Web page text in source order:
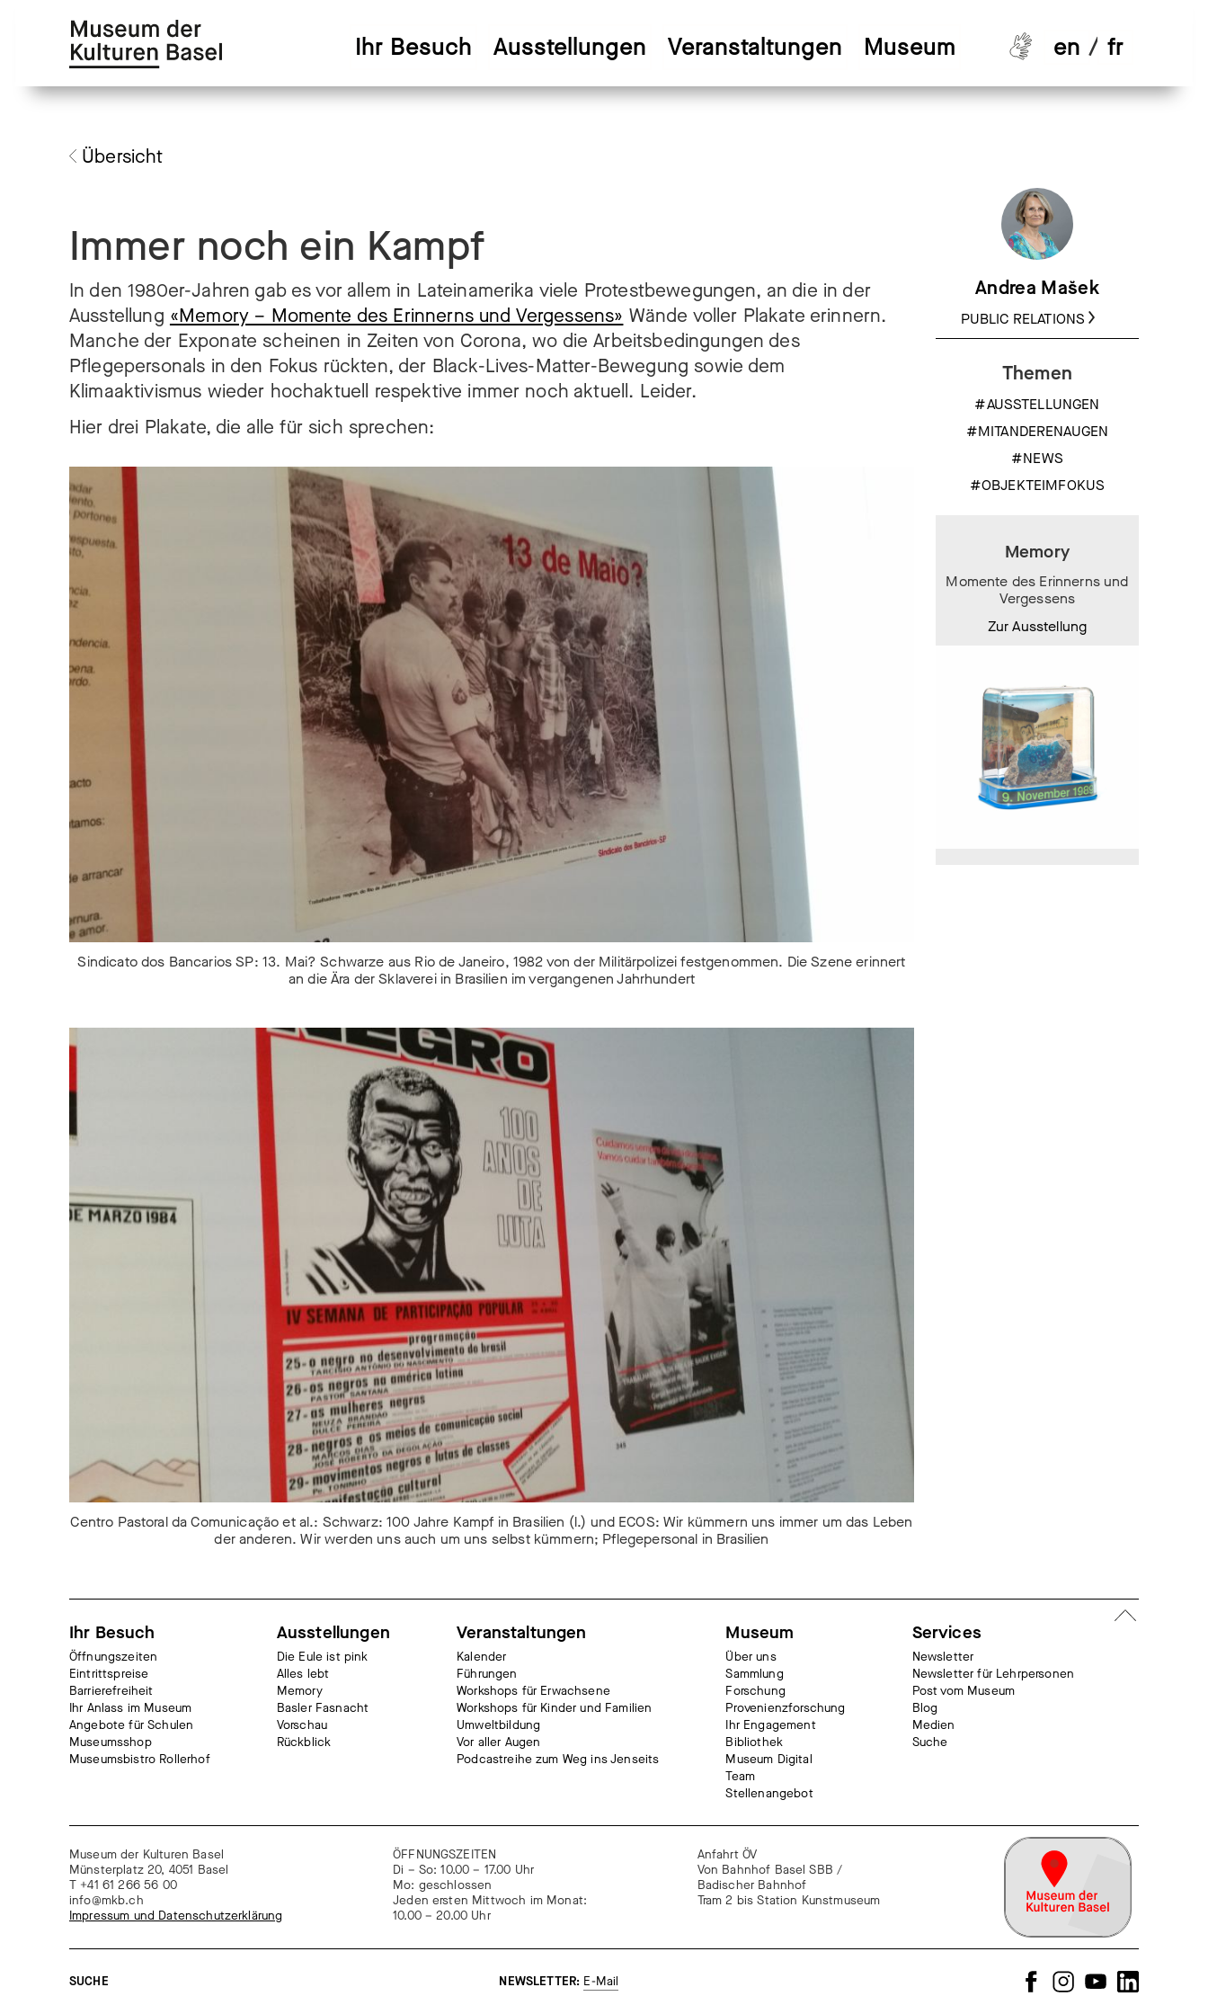
Hauptnavigation
springen
Hauptinhalt
springen
Ihr Besuch Ausstellungen Veranstaltungen Museum en / fr
Übersicht
Immer noch ein Kampf
In den 1980er-Jahren gab es vor allem in Lateinamerika viele Protestbewegungen, an die in der
Ausstellung «Memory – Momente des Erinnerns und Vergessens» Wände voller Plakate erinnern.
Manche der Exponate scheinen in Zeiten von Corona, wo die Arbeitsbedingungen des
Pflegepersonals in den Fokus rückten, der Black-Lives-Matter-Bewegung sowie dem
Klimaaktivismus wieder hochaktuell respektive immer noch aktuell. Leider.
Hier drei Plakate, die alle für sich sprechen:
Sindicato dos Bancarios SP: 13. Mai? Schwarze aus Rio de Janeiro, 1982 von der Militärpolizei festgenommen. Die Szene erinnert
an die Ära der Sklaverei in Brasilien im vergangenen Jahrhundert
Centro Pastoral da Comunicação et al.: Schwarz: 100 Jahre Kampf in Brasilien (l.) und ECOS: Wir kümmern uns immer um das Leben
der anderen. Wir werden uns auch um uns selbst kümmern; Pflegepersonal in Brasilien
Andrea Mašek
PUBLIC RELATIONS
Themen
#AUSSTELLUNGEN
#MITANDERENAUGEN
#NEWS
#OBJEKTEIMFOKUS
Memory
Momente des Erinnerns und
Vergessens
Zur Ausstellung
Ihr Besuch
Öffnungszeiten
Eintrittspreise
Barrierefreiheit
Ihr Anlass im Museum
Angebote für Schulen
Museumsshop
Museumsbistro Rollerhof
Ausstellungen
Die Eule ist pink
Alles lebt
Memory
Basler Fasnacht
Vorschau
Rückblick
Veranstaltungen
Kalender
Führungen
Workshops für Erwachsene
Workshops für Kinder und Familien
Umweltbildung
Vor aller Augen
Podcastreihe zum Weg ins Jenseits
Museum
Über uns
Sammlung
Forschung
Provenienzforschung
Ihr Engagement
Bibliothek
Museum Digital
Team
Stellenangebot
Services
Newsletter
Newsletter für Lehrpersonen
Post vom Museum
Blog
Medien
Suche
Museum der Kulturen Basel
Münsterplatz 20, 4051 Basel
T +41 61 266 56 00
info@mkb.ch
Impressum und Datenschutzerklärung
ÖFFNUNGSZEITEN
Di – So: 10.00 – 17.00 Uhr
Mo: geschlossen
Jeden ersten Mittwoch im Monat:
10.00 – 20.00 Uhr
Anfahrt ÖV
Von Bahnhof Basel SBB /
Badischer Bahnhof
Tram 2 bis Station Kunstmuseum
SUCHE NEWSLETTER: E-Mail